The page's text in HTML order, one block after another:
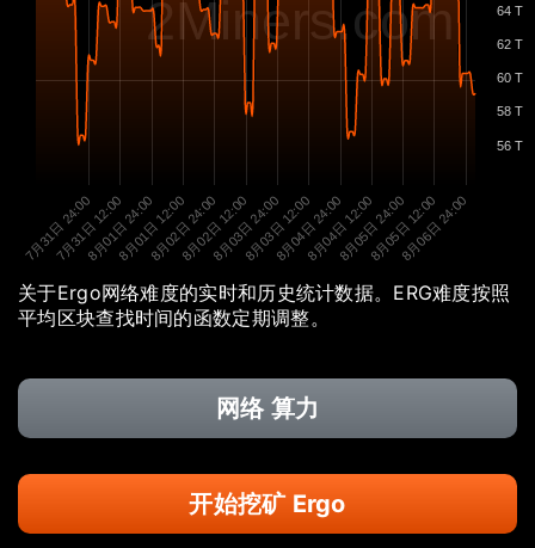
2Miners.com
7月31日 24:00
7月31日 12:00
8月01日 24:00
8月01日 12:00
8月02日 24:00
8月02日 12:00
8月03日 24:00
8月03日 12:00
8月04日 24:00
8月04日 12:00
8月05日 24:00
8月05日 12:00
8月06日 24:00
56 T
58 T
60 T
62 T
64 T
关于Ergo网络难度的实时和历史统计数据。ERG难度按照
平均区块查找时间的函数定期调整。
网络 算力
开始挖矿 Ergo